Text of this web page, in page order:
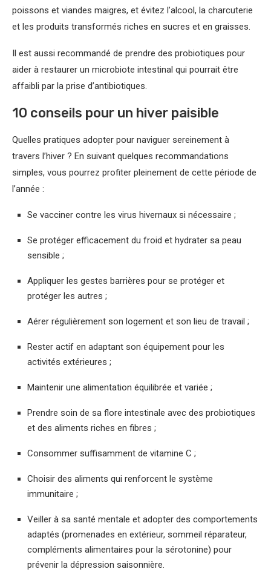
poissons et viandes maigres, et évitez l’alcool, la charcuterie
et les produits transformés riches en sucres et en graisses.
Il est aussi recommandé de prendre des probiotiques pour
aider à restaurer un microbiote intestinal qui pourrait être
affaibli par la prise d’antibiotiques.
10 conseils pour un hiver paisible
Quelles pratiques adopter pour naviguer sereinement à
travers l’hiver ? En suivant quelques recommandations
simples, vous pourrez profiter pleinement de cette période de
l’année :
Se vacciner contre les virus hivernaux si nécessaire ;
Se protéger efficacement du froid et hydrater sa peau
sensible ;
Appliquer les gestes barrières pour se protéger et
protéger les autres ;
Aérer régulièrement son logement et son lieu de travail ;
Rester actif en adaptant son équipement pour les
activités extérieures ;
Maintenir une alimentation équilibrée et variée ;
Prendre soin de sa flore intestinale avec des probiotiques
et des aliments riches en fibres ;
Consommer suffisamment de vitamine C ;
Choisir des aliments qui renforcent le système
immunitaire ;
Veiller à sa santé mentale et adopter des comportements
adaptés (promenades en extérieur, sommeil réparateur,
compléments alimentaires pour la sérotonine) pour
prévenir la dépression saisonnière.